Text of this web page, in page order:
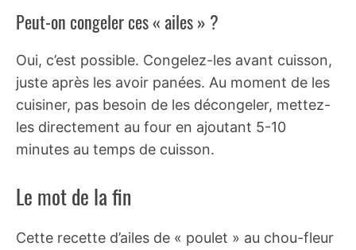
Peut-on congeler ces « ailes » ?
Oui, c’est possible. Congelez-les avant cuisson,
juste après les avoir panées. Au moment de les
cuisiner, pas besoin de les décongeler, mettez-
les directement au four en ajoutant 5-10
minutes au temps de cuisson.
Le mot de la fin
Cette recette d’ailes de « poulet » au chou-fleur